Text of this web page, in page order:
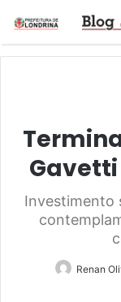
Investimento
Renan